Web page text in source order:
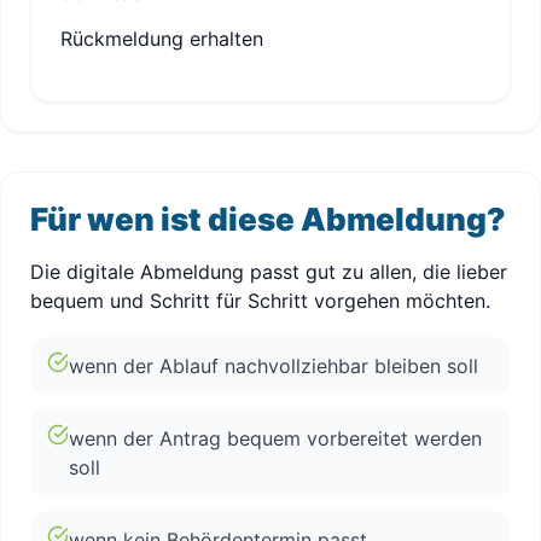
Rückmeldung erhalten
Für wen ist diese Abmeldung?
Die digitale Abmeldung passt gut zu allen, die lieber
bequem und Schritt für Schritt vorgehen möchten.
wenn der Ablauf nachvollziehbar bleiben soll
wenn der Antrag bequem vorbereitet werden
soll